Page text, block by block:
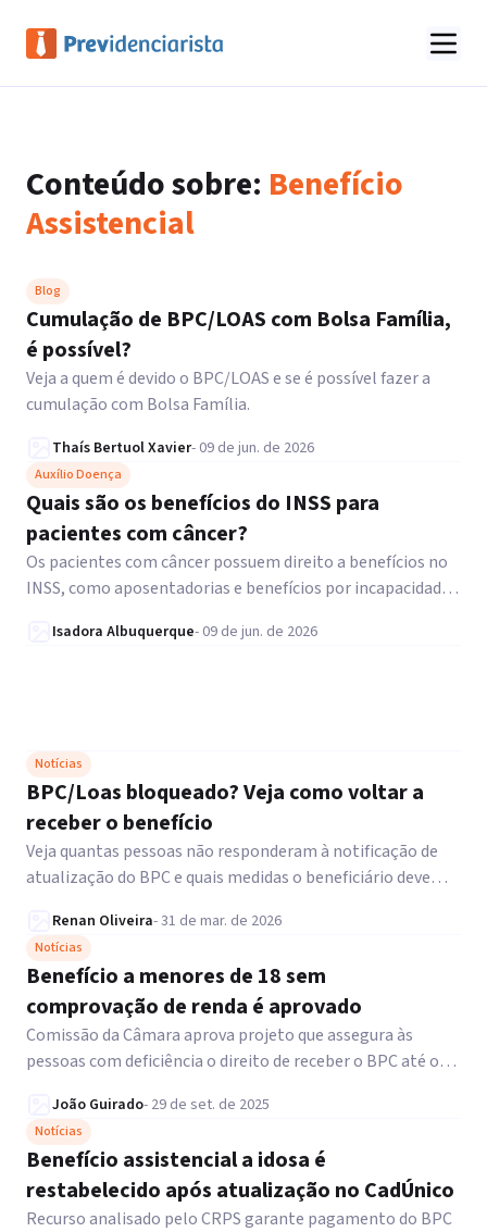
Conteúdo sobre: Benefício
Assistencial
Blog
Cumulação de BPC/LOAS com Bolsa Família,
é possível?
Veja a quem é devido o BPC/LOAS e se é possível fazer a
cumulação com Bolsa Família.
Thaís Bertuol Xavier- 09 de jun. de 2026
Auxílio Doença
Quais são os benefícios do INSS para
pacientes com câncer?
Os pacientes com câncer possuem direito a benefícios no
INSS, como aposentadorias e benefícios por incapacidade,
Isadora Albuquerque- 09 de jun. de 2026
Notícias
BPC/Loas bloqueado? Veja como voltar a
receber o benefício
Veja quantas pessoas não responderam à notificação de
atualização do BPC e quais medidas o beneficiário deve
Renan Oliveira-31 de mar. de 2026
Notícias
Benefício a menores de 18 sem
comprovação de renda é aprovado
Comissão da Câmara aprova projeto que assegura às
pessoas com deficiência o direito de receber o BPC até os
João Guirado- 29 de set. de 2025
Notícias
Benefício assistencial a idosa é
restabelecido após atualização no CadÚnico
Recurso analisado pelo CRPS garante pagamento do BPC